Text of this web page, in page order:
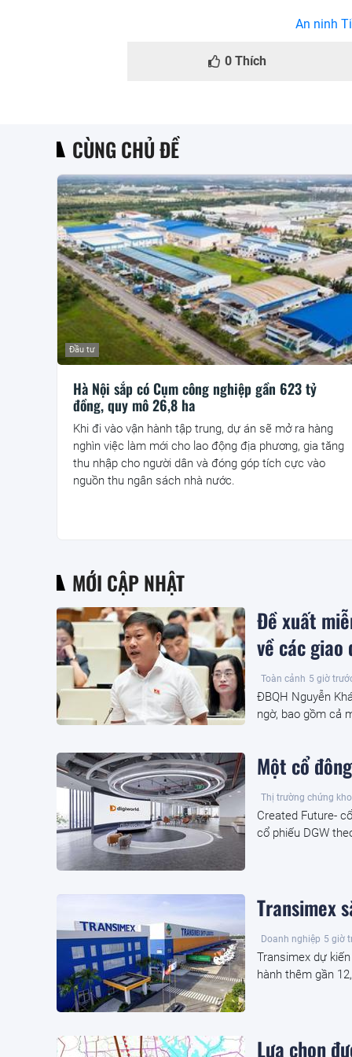
An ninh
0 Thích
CÙNG CHỦ ĐỀ
Hà Nội sắp có Cụm công nghiệp gần 623 tỷ
đồng, quy mô 26,8 ha
Đầu tư
Khi đi vào vận hành tập trung, dự án sẽ mở ra hàng
nghìn việc làm mới cho lao động địa phương, gia tăng
thu nhập cho người dân và đóng góp tích cực vào
nguồn thu ngân sách nhà nước.
MỚI CẬP NHẬT
Đề xuất
về các giao
Toàn cảnh 5 giờ
ĐBQH Nguyễn
ngờ, bao gồm cả
Một cổ
Thị trường chứng
Created Future-
cổ phiếu DGW
Transimex
Doanh nghiệp 5 giờ
Transimex dự
hành thêm gần
Lựa chọn